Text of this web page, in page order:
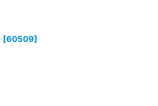
[60509]